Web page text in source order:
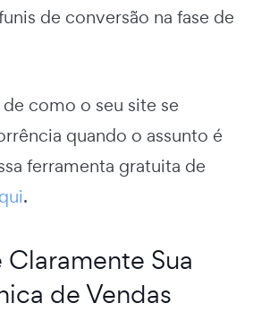
de conversão na fase de
como o seu site se
quando o assunto é
ferramenta gratuita de
.
Sua
de Vendas